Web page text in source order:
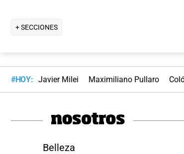
+ SECCIONES
#HOY: Javier Milei Maximiliano Pullaro
Belleza